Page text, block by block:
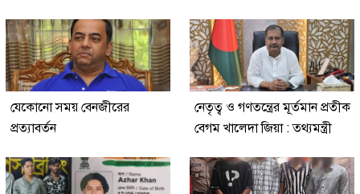
যেকোনো সময় বেনজীরের
প্রত্যাবর্তন
নেতৃত্ব ও গণতন্ত্রের মূর্তমান প্রতীক
বেগম খালেদা জিয়া : তথ্যমন্ত্রী